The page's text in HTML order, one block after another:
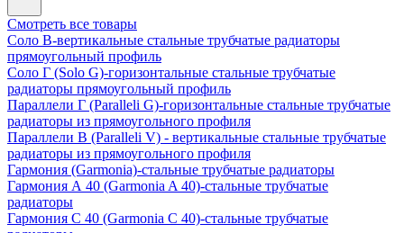
Смотреть все товары
Соло В-вертикальные стальные трубчатые радиаторы
прямоугольный профиль
Соло Г (Solo G)-горизонтальные стальные трубчатые
радиаторы прямоугольный профиль
Параллели Г (Paralleli G)-горизонтальные стальные трубчатые
радиаторы из прямоугольного профиля
Параллели В (Paralleli V) - вертикальные стальные трубчатые
радиаторы из прямоугольного профиля
Гармония (Garmonia)-стальные трубчатые радиаторы
Гармония А 40 (Garmonia A 40)-стальные трубчатые
радиаторы
Гармония С 40 (Garmonia C 40)-стальные трубчатые